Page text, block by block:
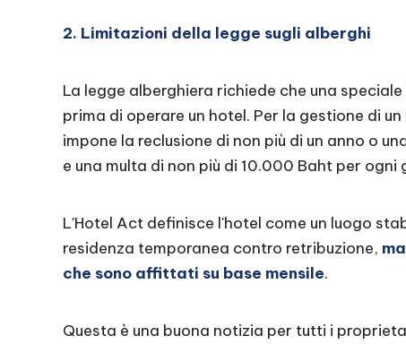
2. Limitazioni della legge sugli alberghi
La legge alberghiera richiede che una
prima di operare un hotel. Per la gestione di
impone la reclusione di non più di un anno o
e una multa di non più di 10.000 Baht per ogni
L'Hotel Act definisce l'hotel come un luogo
residenza temporanea contro retribuzione,
che sono affittati su base mensile.
Questa è una buona notizia per tutti i